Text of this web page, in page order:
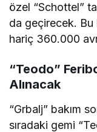
özel “Schottel”
da geçirecek. Bu
hariç 360.000
“Teodo”
Alınacak
“Grbalj” bakım
sıradaki gemi